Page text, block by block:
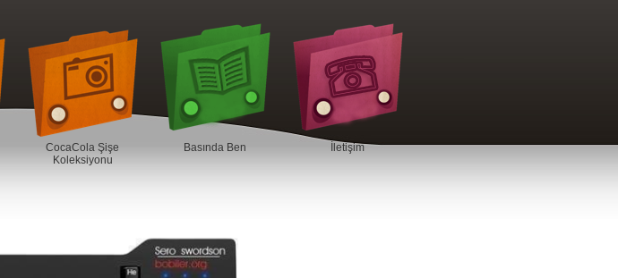
CocaCola Şişe
Koleksiyonu
Basında Ben İletişim